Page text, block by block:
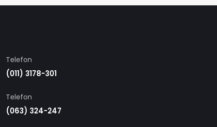
Telefon
(011) 3178-301
Telefon
(063) 324-247